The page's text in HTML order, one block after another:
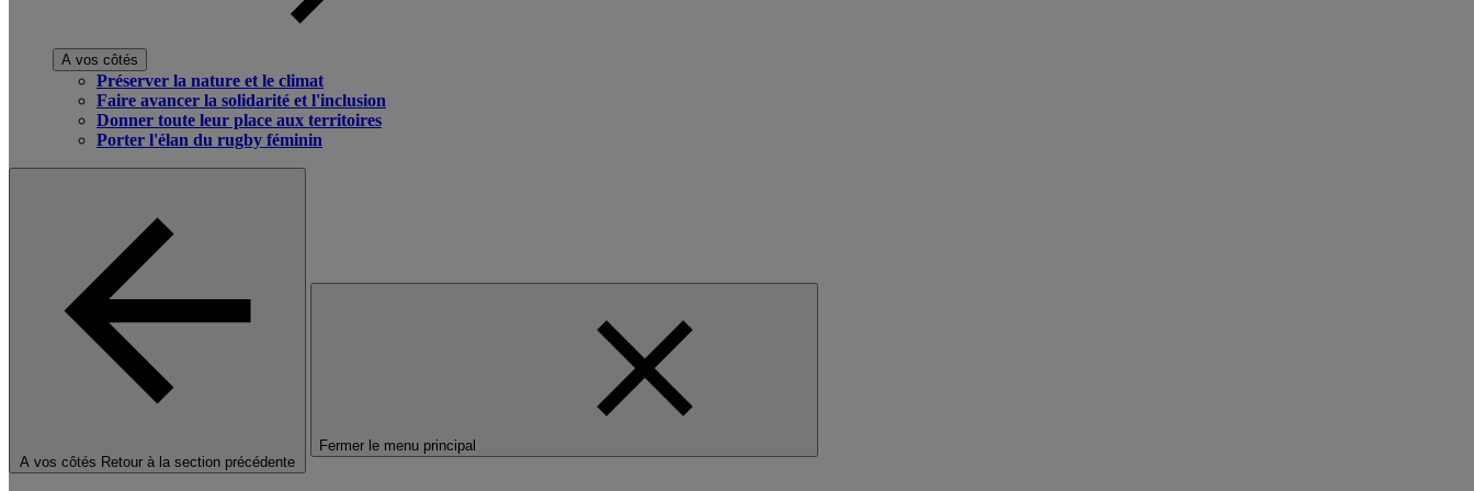
A vos côtés
Préserver la nature et le climat
Faire avancer la solidarité et l'inclusion
Donner toute leur place aux territoires
Porter l'élan du rugby féminin
A vos côtés Retour à la section précédente
Fermer le menu principal